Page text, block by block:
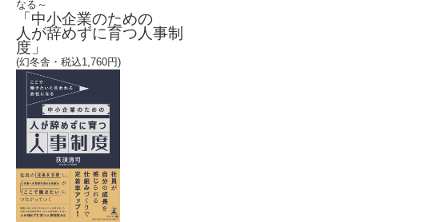
なる～
「中小企業のための
人が辞めずに育つ人事制
度」
(幻冬舎・税込1,760円)